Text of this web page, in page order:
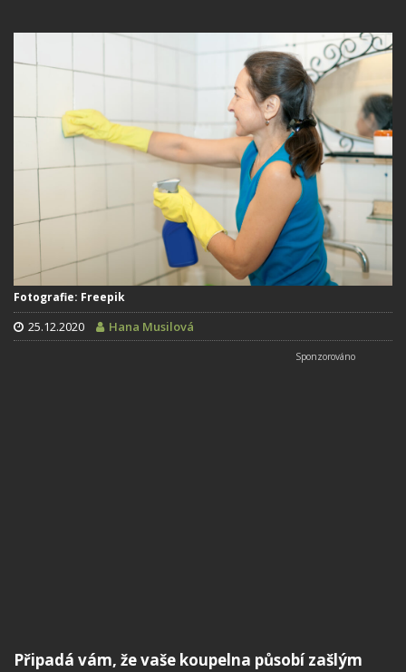
Fotografie: Freepik
25.12.2020 Hana Musilová
Připadá vám, že vaše koupelna působí zašlým